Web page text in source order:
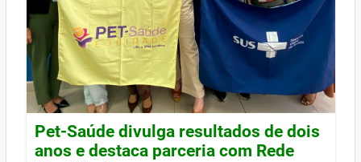
Pet-Saúde divulga resultados de dois
anos e destaca parceria com Rede